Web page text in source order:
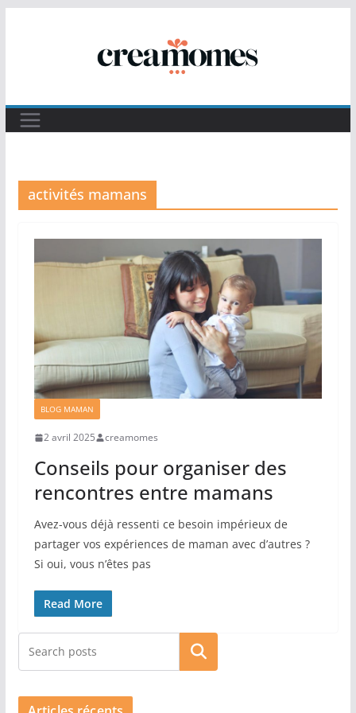
activités mamans
BLOG MAMAN
2 avril 2025 creamomes
Conseils pour organiser des
rencontres entre mamans
Avez-vous déjà ressenti ce besoin impérieux de
partager vos expériences de maman avec d’autres ?
Si oui, vous n’êtes pas
Read More
Rechercher